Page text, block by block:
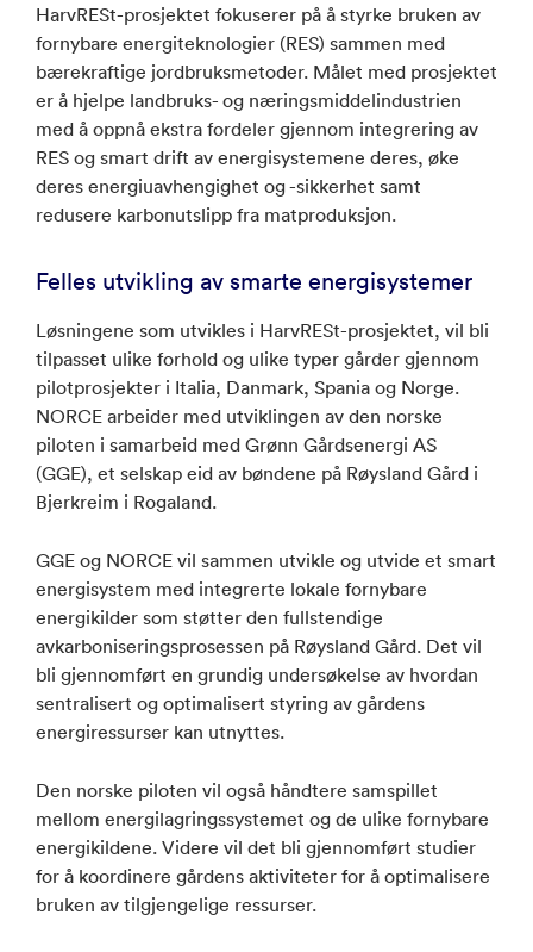
HarvRESt-prosjektet fokuserer på å styrke bruken av
fornybare energiteknologier (RES) sammen med
bærekraftige jordbruksmetoder. Målet med prosjektet
er å hjelpe landbruks- og næringsmiddelindustrien
med å oppnå ekstra fordeler gjennom integrering av
RES og smart drift av energisystemene deres, øke
deres energiuavhengighet og -sikkerhet samt
redusere karbonutslipp fra matproduksjon.
Felles utvikling av smarte energisystemer
Løsningene som utvikles i HarvRESt-prosjektet, vil bli
tilpasset ulike forhold og ulike typer gårder gjennom
pilotprosjekter i Italia, Danmark, Spania og Norge.
NORCE arbeider med utviklingen av den norske
piloten i samarbeid med Grønn Gårdsenergi AS
(GGE), et selskap eid av bøndene på Røysland Gård i
Bjerkreim i Rogaland.
GGE og NORCE vil sammen utvikle og utvide et smart
energisystem med integrerte lokale fornybare
energikilder som støtter den fullstendige
avkarboniseringsprosessen på Røysland Gård. Det vil
bli gjennomført en grundig undersøkelse av hvordan
sentralisert og optimalisert styring av gårdens
energiressurser kan utnyttes.
Den norske piloten vil også håndtere samspillet
mellom energilagringssystemet og de ulike fornybare
energikildene. Videre vil det bli gjennomført studier
for å koordinere gårdens aktiviteter for å optimalisere
bruken av tilgjengelige ressurser.